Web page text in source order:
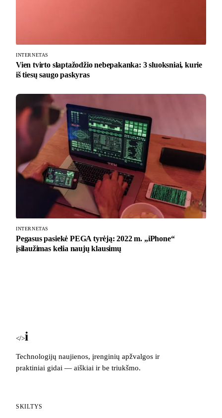
INTERNETAS
Vien tvirto slaptažodžio nebepakanka: 3 sluoksniai, kurie
iš tiesų saugo paskyras
INTERNETAS
Pegasus pasiekė PEGA tyrėją: 2022 m. „iPhone“
įsilaužimas kelia naujų klausimų
</>iBlog
Technologijų naujienos, įrenginių apžvalgos ir
praktiniai gidai — aiškiai ir be triukšmo.
SKILTYS